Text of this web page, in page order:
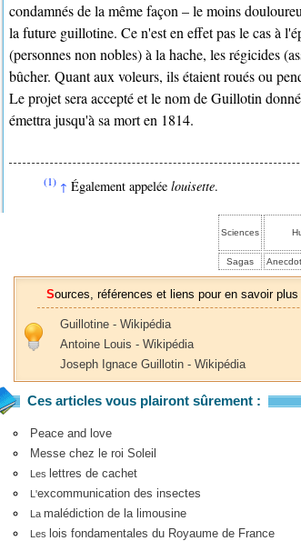
condamnés de la même façon – le moins
la future guillotine. Ce n'est en effet pas le cas à
(personnes non nobles) à la hache, les régicides
bûcher. Quant aux voleurs, ils étaient roués ou
Le projet sera accepté et le nom de Guillotin
émettra jusqu'à sa mort en 1814.
(1) ↑ Également appelée louisette.
Sciences
Sagas
Sources, références et liens pour en savoir plus
Guillotine - Wikipédia
Antoine Louis - Wikipédia
Joseph Ignace Guillotin - Wikipédia
Ces articles vous plairont sûrement :
Peace and love
Messe chez le roi Soleil
Les lettres de cachet
L'excommunication des insectes
La malédiction de la limousine
Les lois fondamentales du Royaume de France